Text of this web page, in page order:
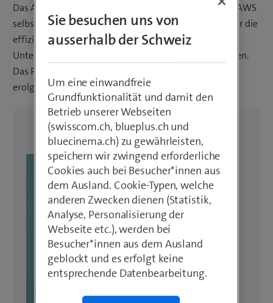
Das AWS Migration Acceleration Program wurde von AWS
selbst entwickelt und bietet Best-Practice-Leitfäden für die
effiziente Umsetzung des Migrationsprojekts sowie
Unterstützung durch ausgewiesene Cloud-Expert*innen.
Das Programm stellt die richtigen Mittel für eine
erolgreiche Migration bereit.
Sie besuchen uns von
ausserhalb der Schweiz
Um eine einwandfreie
Grundfunktionalität und damit den
Betrieb unserer Webseiten
(swisscom.ch, blueplus.ch und
bluecinema.ch) zu gewährleisten,
speichern wir zwingend erforderliche
Cookies auch bei Besucher*innen aus
dem Ausland. Cookie-Typen, welche
anderen Zwecken dienen (Statistik,
Analyse, Personalisierung der
Webseite etc.), werden bei
Besucher*innen aus dem Ausland
geblockt und es erfolgt keine
entsprechende Datenbearbeitung.